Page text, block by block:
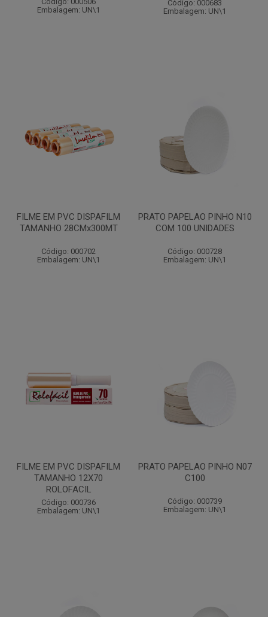
Embalagem: UN\1
Código: 000683
Embalagem: UN\1
FILME EM PVC DISPAFILM
TAMANHO 28CMx300MT
Código: 000702
Embalagem: UN\1
PRATO PAPELAO PINHO N10
COM 100 UNIDADES
Código: 000728
Embalagem: UN\1
FILME EM PVC DISPAFILM
TAMANHO 12X70
ROLOFACIL
Código: 000736
Embalagem: UN\1
PRATO PAPELAO PINHO N07
C100
Código: 000739
Embalagem: UN\1